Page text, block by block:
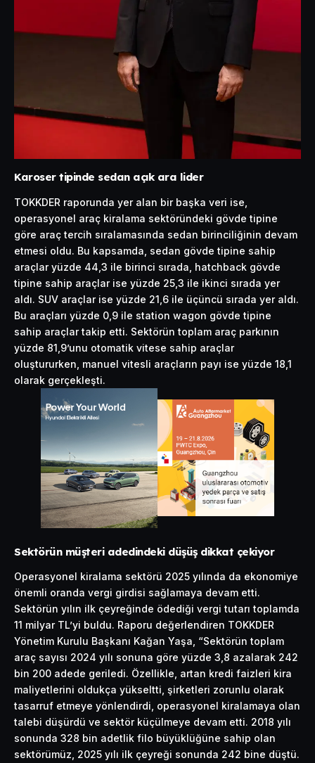
Karoser tipinde sedan açık ara lider
TOKKDER raporunda yer alan bir başka veri ise,
operasyonel araç kiralama sektöründeki gövde tipine
göre araç tercih sıralamasında sedan birinciliğinin devam
etmesi oldu. Bu kapsamda, sedan gövde tipine sahip
araçlar yüzde 44,3 ile birinci sırada, hatchback gövde
tipine sahip araçlar ise yüzde 25,3 ile ikinci sırada yer
aldı. SUV araçlar ise yüzde 21,6 ile üçüncü sırada yer aldı.
Bu araçları yüzde 0,9 ile station wagon gövde tipine
sahip araçlar takip etti. Sektörün toplam araç parkının
yüzde 81,9’unu otomatik vitese sahip araçlar
oluştururken, manuel vitesli araçların payı ise yüzde 18,1
olarak gerçekleşti.
Sektörün müşteri adedindeki düşüş dikkat çekiyor
Operasyonel kiralama sektörü 2025 yılında da ekonomiye
önemli oranda vergi girdisi sağlamaya devam etti.
Sektörün yılın ilk çeyreğinde ödediği vergi tutarı toplamda
11 milyar TL’yi buldu. Raporu değerlendiren TOKKDER
Yönetim Kurulu Başkanı Kağan Yaşa, “Sektörün toplam
araç sayısı 2024 yılı sonuna göre yüzde 3,8 azalarak 242
bin 200 adede geriledi. Özellikle, artan kredi faizleri kira
maliyetlerini oldukça yükseltti, şirketleri zorunlu olarak
tasarruf etmeye yönlendirdi, operasyonel kiralamaya olan
talebi düşürdü ve sektör küçülmeye devam etti. 2018 yılı
sonunda 328 bin adetlik filo büyüklüğüne sahip olan
sektörümüz, 2025 yılı ilk çeyreği sonunda 242 bine düştü.